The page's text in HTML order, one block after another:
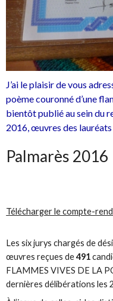
J’ai le plaisir de vous
poème couronné d’une
bientôt publié au sein du
2016, œuvres des lauréats
Palmarès 2016
Télécharger le compte-
Les six jurys chargés de
œuvres reçues de491
FLAMMES VIVES DE LA
dernières délibérations les